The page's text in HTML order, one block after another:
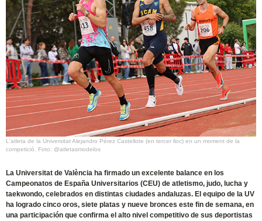
L'atleta de la Universitat Alejandro Pérez Castellote (en tercer lloc) en un moment de la
competició. Foto: @atletasmodelos
La Universitat de València ha firmado un excelente balance en los
Campeonatos de España Universitarios (CEU) de atletismo, judo, lucha y
taekwondo, celebrados en distintas ciudades andaluzas. El equipo de la UV
ha logrado cinco oros, siete platas y nueve bronces este fin de semana, en
una participación que confirma el alto nivel competitivo de sus deportistas